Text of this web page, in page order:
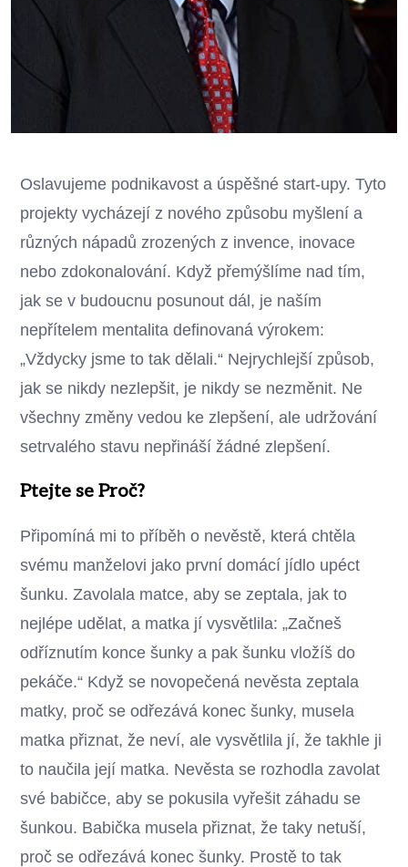
Oslavujeme podnikavost a úspěšné start-upy. Tyto
projekty vycházejí z nového způsobu myšlení a
různých nápadů zrozených z invence, inovace
nebo zdokonalování. Když přemýšlíme nad tím,
jak se v budoucnu posunout dál, je naším
nepřítelem mentalita definovaná výrokem:
„Vždycky jsme to tak dělali.“ Nejrychlejší způsob,
jak se nikdy nezlepšit, je nikdy se nezměnit. Ne
všechny změny vedou ke zlepšení, ale udržování
setrvalého stavu nepřináší žádné zlepšení.
Ptejte se Proč?
Připomíná mi to příběh o nevěstě, která chtěla
svému manželovi jako první domácí jídlo upéct
šunku. Zavolala matce, aby se zeptala, jak to
nejlépe udělat, a matka jí vysvětlila: „Začneš
odříznutím konce šunky a pak šunku vložíš do
pekáče.“ Když se novopečená nevěsta zeptala
matky, proč se odřezává konec šunky, musela
matka přiznat, že neví, ale vysvětlila jí, že takhle ji
to naučila její matka. Nevěsta se rozhodla zavolat
své babičce, aby se pokusila vyřešit záhadu se
šunkou. Babička musela přiznat, že taky netuší,
proč se odřezává konec šunky. Prostě to tak